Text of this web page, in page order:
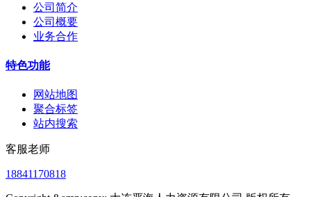
公司简介
公司概要
业务合作
特色功能
网站地图
聚合标签
站内搜索
客服老师
18841170818